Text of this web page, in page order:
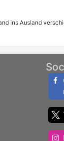
ins Ausland